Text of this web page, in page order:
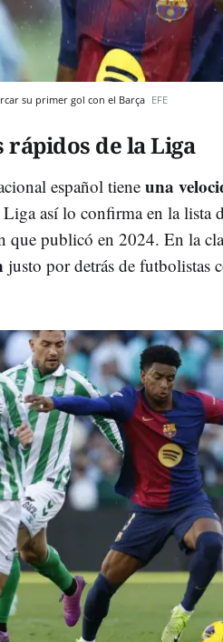
su primer gol con el Barça EFE
rápidos de la Liga
español tiene una
así lo confirma en la lista
que publicó en 2024. En la
justo por detrás de futbolistas